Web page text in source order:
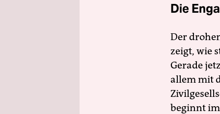
Die
Der
zeigt, wie
Gerade
allem mit
beginnt